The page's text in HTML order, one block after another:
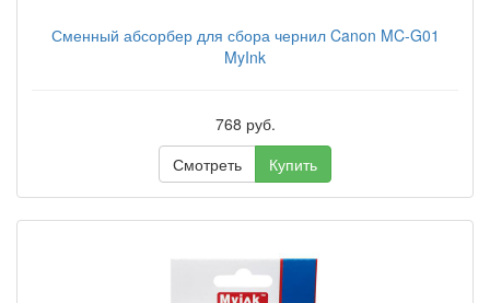
Сменный абсорбер для сбора чернил Canon MC-G01
MyInk
768 руб.
Смотреть
Купить